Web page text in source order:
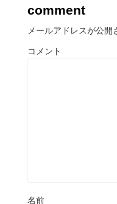
comment
メールアドレスが公開
コメント
名前